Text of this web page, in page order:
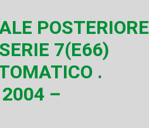
POSTERIORE
7(E66)
.
–